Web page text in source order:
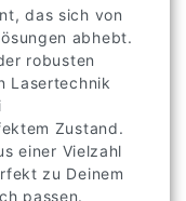
das sich von
abhebt.
robusten
Lasertechnik
Zustand.
einer Vielzahl
zu Deinem
passen.